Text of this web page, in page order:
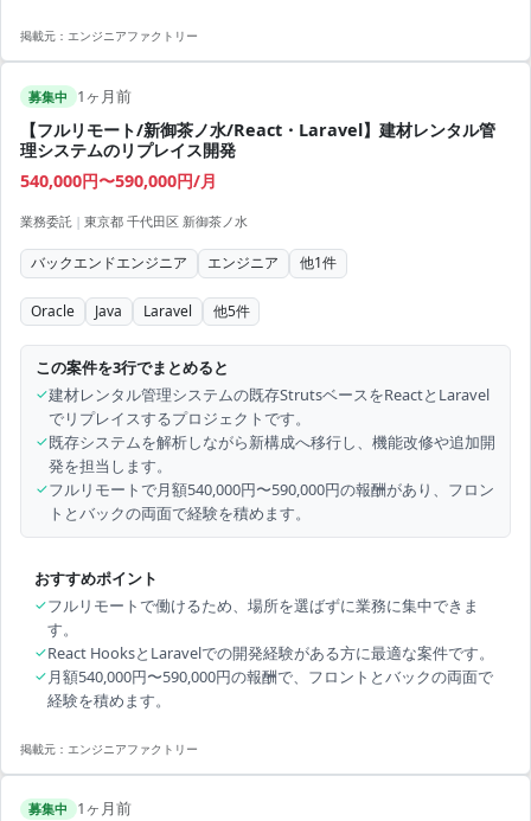
掲載元： エンジニアファクトリー
募集中 1ヶ月前
【フルリモート/新御茶ノ水/React・Laravel】建材レンタル管
理システムのリプレイス開発
540,000円〜590,000円/月
業務委託 | 東京都 千代田区 新御茶ノ水
バックエンドエンジニア エンジニア 他1件
Oracle Java Laravel 他5件
この案件を3行でまとめると
✓建材レンタル管理システムの既存StrutsベースをReactとLaravel
でリプレイスするプロジェクトです。
✓既存システムを解析しながら新構成へ移行し、機能改修や追加開
発を担当します。
✓フルリモートで月額540,000円〜590,000円の報酬があり、フロン
トとバックの両面で経験を積めます。
おすすめポイント
✓フルリモートで働けるため、場所を選ばずに業務に集中できま
す。
✓React HooksとLaravelでの開発経験がある方に最適な案件です。
✓月額540,000円〜590,000円の報酬で、フロントとバックの両面で
経験を積めます。
掲載元： エンジニアファクトリー
募集中 1ヶ月前